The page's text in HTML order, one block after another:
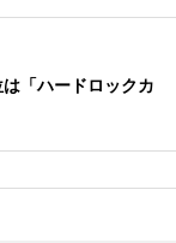
「ハードロックカ